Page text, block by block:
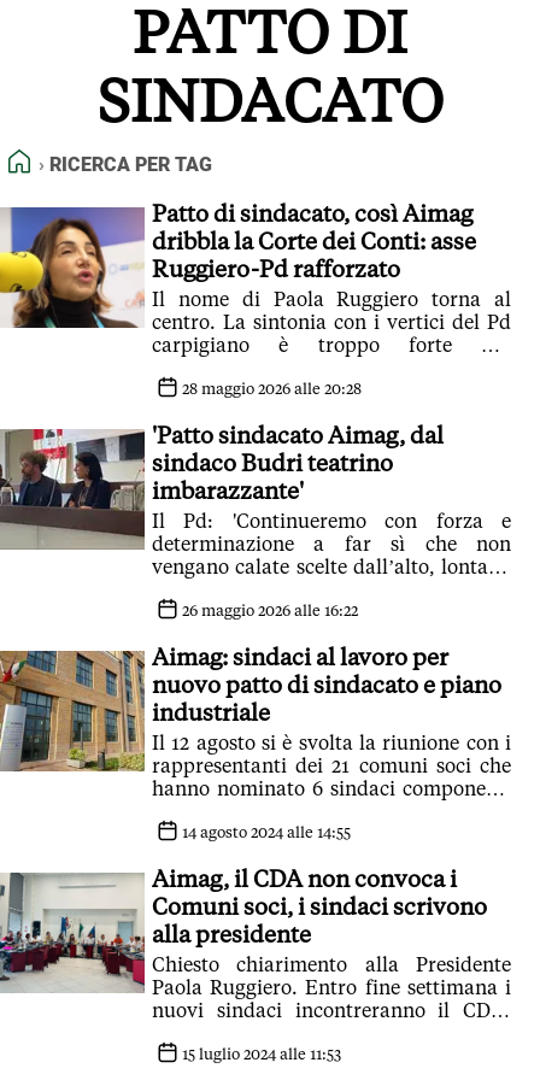
NORMATIVE DEONTOLOGICHE
PATTO DI
SINDACATO
HOME
RICERCA PER TAG
Patto di sindacato, così Aimag
dribbla la Corte dei Conti: asse
Ruggiero-Pd rafforzato
Il nome di Paola Ruggiero torna al
centro. La sintonia con i vertici del Pd
carpigiano è troppo forte per
28 maggio 2026 alle 20:28
'Patto sindacato Aimag, dal
sindaco Budri teatrino
imbarazzante'
Il Pd: 'Continueremo con forza e
determinazione a far sì che non
vengano calate scelte dall’alto, lontano
26 maggio 2026 alle 16:22
Aimag: sindaci al lavoro per
nuovo patto di sindacato e piano
industriale
Il 12 agosto si è svolta la riunione con i
rappresentanti dei 21 comuni soci che
hanno nominato 6 sindaci componenti
del nuovo Patto
14 agosto 2024 alle 14:55
Aimag, il CDA non convoca i
Comuni soci, i sindaci scrivono
alla presidente
Chiesto chiarimento alla Presidente
Paola Ruggiero. Entro fine settimana i
nuovi sindaci incontreranno il CDA:
aziendali ed entro fine luglio
15 luglio 2024 alle 11:53